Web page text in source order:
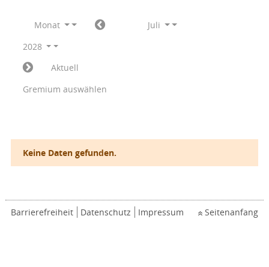
Monat
Juli
2028
Aktuell
Gremium auswählen
Keine Daten gefunden.
Barrierefreiheit Datenschutz Impressum Seitenanfang